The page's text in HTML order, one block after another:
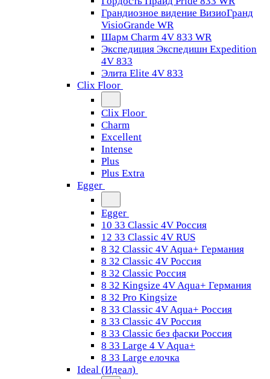
Грандиозное видение ВизиоГранд
VisioGrande WR
Шарм Charm 4V 833 WR
Экспедиция Экспедишн Expedition
4V 833
Элита Elite 4V 833
Clix Floor
Clix Floor
Charm
Excellent
Intense
Plus
Plus Extra
Egger
Egger
10 33 Classic 4V Россия
12 33 Classic 4V RUS
8 32 Classic 4V Aqua+ Германия
8 32 Classic 4V Россия
8 32 Classic Россия
8 32 Kingsize 4V Aqua+ Германия
8 32 Pro Kingsize
8 33 Classic 4V Aqua+ Россия
8 33 Classic 4V Россия
8 33 Classic без фаски Россия
8 33 Large 4 V Aqua+
8 33 Large елочка
Ideal (Идеал)